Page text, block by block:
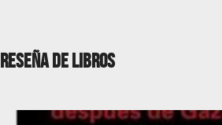
RESEÑA DE LIBROS